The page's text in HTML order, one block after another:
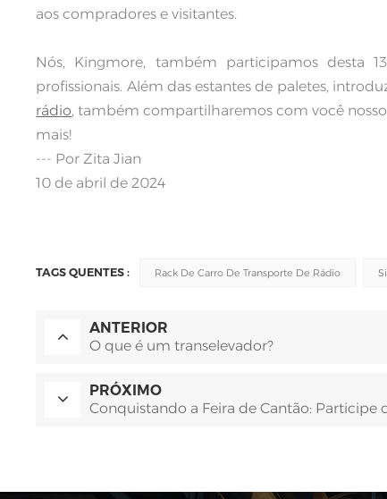
aos compradores e visitantes.
Nós, Kingmore, também participamos desta
profissionais. Além das estantes de paletes,
rádio, também compartilharemos com você
mais!
--- Por Zita Jian
10 de abril de 2024
TAGS QUENTES : Rack De Carro De Transporte De Rádio
ANTERIOR
O que é um transelevador?
PRÓXIMO
Conquistando a Feira de Cantão: Participe